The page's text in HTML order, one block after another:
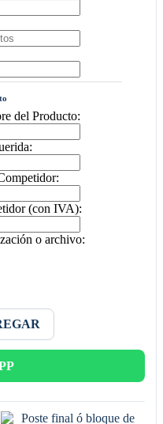
del Producto:
(con IVA):
o archivo: